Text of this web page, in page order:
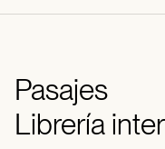
Pasajes
Librería